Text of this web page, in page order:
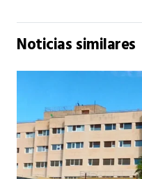
Noticias similares